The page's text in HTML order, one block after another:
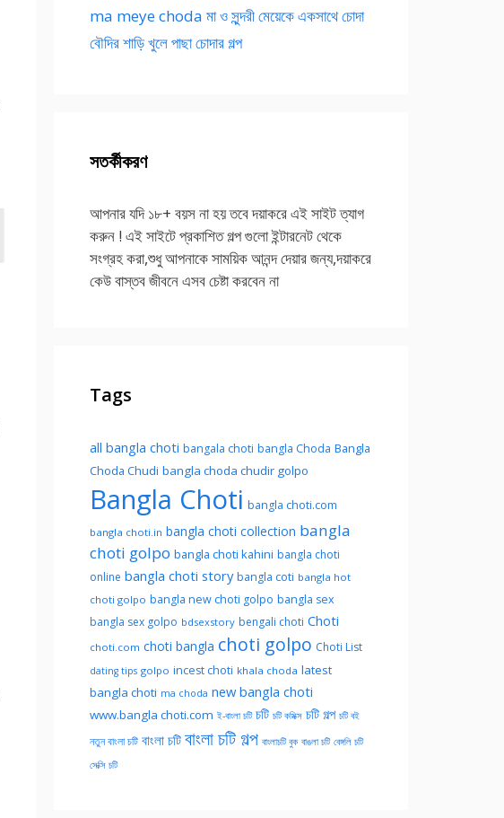
ma meye choda মা ও সুন্দরী মেয়েকে একসাথে চোদা
বৌদির শাড়ি খুলে পাছা চোদার গল্প
সতর্কীকরণ
আপনার যদি ১৮+ বয়স না হয় তবে দয়াকরে এই সাইট ত্যাগ
করুন ! এই সাইটে প্রকাশিত গল্প গুলো ইন্টারনেট থেকে
সংগ্রহ করা,শুধু আপনাকে সাময়িক আনন্দ দেয়ার জন্য,দয়াকরে
কেউ বাস্তব জীবনে এসব চেষ্টা করবেন না
Tags
all bangla choti bangala choti bangla Choda Bangla
Choda Chudi bangla choda chudir golpo
Bangla Choti bangla choti.com
bangla choti.in bangla choti collection bangla
choti golpo bangla choti kahini bangla choti
online bangla choti story bangla coti bangla hot
choti golpo bangla new choti golpo bangla sex
bangla sex golpo bdsexstory bengali choti Choti
choti.com choti bangla choti golpo Choti List
dating tips golpo incest choti khala choda latest
bangla choti ma choda new bangla choti
www.bangla choti.com ই-বাংলা চটি চটি চটি কমিক্স চটি গল্প চটি বই
নতুন বাংলা চটি বাংলা চটি বাংলা চটি গল্প বাংলাচটি বুক বাঙলা চটি বেঙ্গলি চটি
সেক্সি চটি